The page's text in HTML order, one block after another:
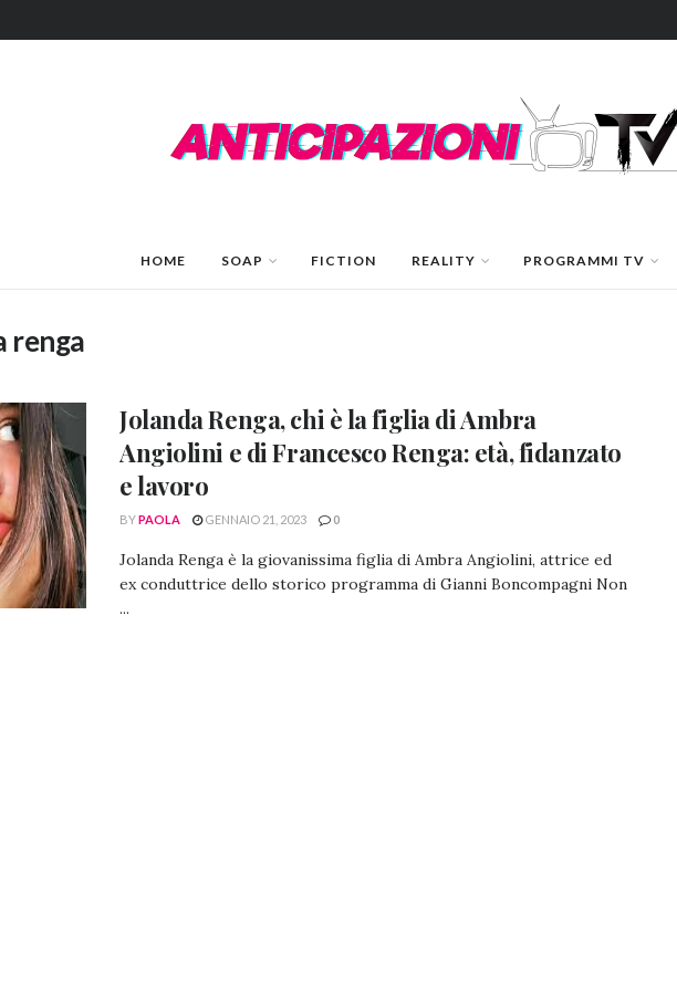
HOME SOAP FICTION REALITY PROGRAMMI TV
renga
Jolanda Renga, chi è la figlia di Ambra
Angiolini e di Francesco Renga: età, fidanzato
e lavoro
BYPAOLA GENNAIO 21, 2023 0
Jolanda Renga è la giovanissima figlia di Ambra Angiolini, attrice ed
ex conduttrice dello storico programma di Gianni Boncompagni Non
...